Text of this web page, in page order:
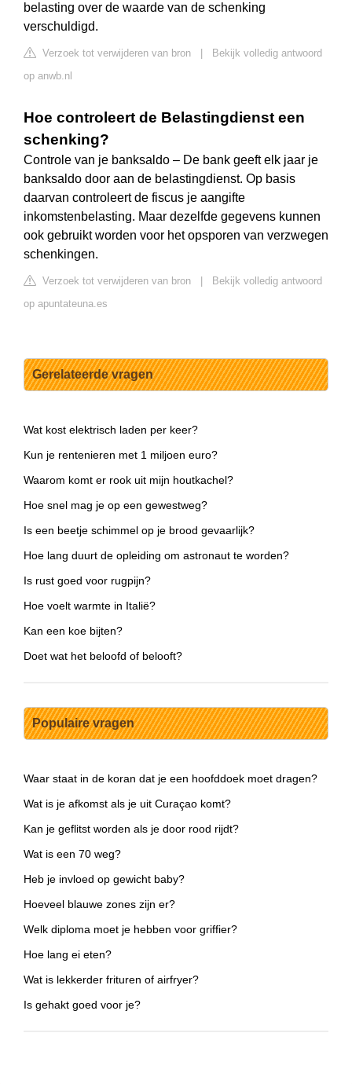
belasting over de waarde van de schenking
verschuldigd.
Verzoek tot verwijderen van bron
Bekijk volledig antwoord
op anwb.nl
Hoe controleert de Belastingdienst een
schenking?
Controle van je banksaldo – De bank geeft elk jaar je
banksaldo door aan de belastingdienst. Op basis
daarvan controleert de fiscus je aangifte
inkomstenbelasting. Maar dezelfde gegevens kunnen
ook gebruikt worden voor het opsporen van verzwegen
schenkingen.
Verzoek tot verwijderen van bron
Bekijk volledig antwoord
op apuntateuna.es
Gerelateerde vragen
Wat kost elektrisch laden per keer?
Kun je rentenieren met 1 miljoen euro?
Waarom komt er rook uit mijn houtkachel?
Hoe snel mag je op een gewestweg?
Is een beetje schimmel op je brood gevaarlijk?
Hoe lang duurt de opleiding om astronaut te worden?
Is rust goed voor rugpijn?
Hoe voelt warmte in Italië?
Kan een koe bijten?
Doet wat het beloofd of belooft?
Populaire vragen
Waar staat in de koran dat je een hoofddoek moet dragen?
Wat is je afkomst als je uit Curaçao komt?
Kan je geflitst worden als je door rood rijdt?
Wat is een 70 weg?
Heb je invloed op gewicht baby?
Hoeveel blauwe zones zijn er?
Welk diploma moet je hebben voor griffier?
Hoe lang ei eten?
Wat is lekkerder frituren of airfryer?
Is gehakt goed voor je?